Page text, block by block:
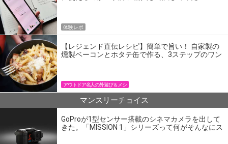
体験レポ
【レジェンド直伝レシピ】簡単で旨い！ 自家製の
燻製ベーコンとホタテ缶で作る、3ステップのワン
アウトドア名人の外遊び＆メシ
マンスリーチョイス
GoProが1型センサー搭載のシネマカメラを出して
きた。「MISSION 1」シリーズって何がそんなにス